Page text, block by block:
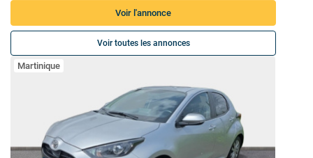
Voir l'annonce
Voir toutes les annonces
Martinique